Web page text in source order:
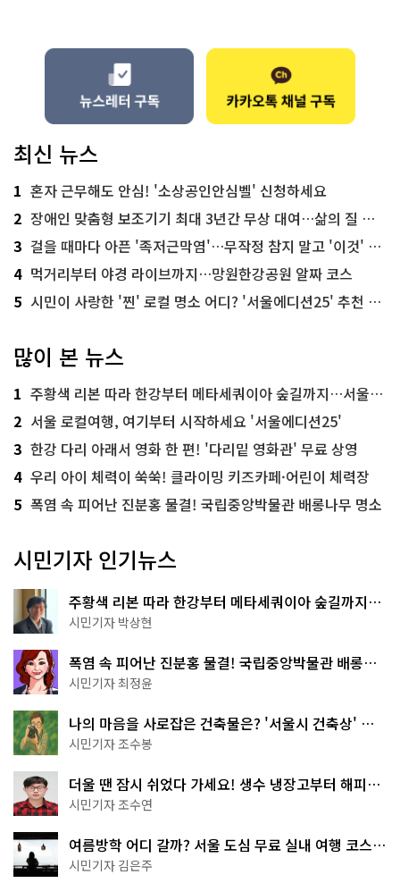
최신 뉴스
1 혼자 근무해도 안심! '소상공인안심벨' 신청하세요
2 장애인 맞춤형 보조기기 최대 3년간 무상 대여…삶의 질 높인다
3 걸을 때마다 아픈 '족저근막염'…무작정 참지 말고 '이것' 해보세요!
4 먹거리부터 야경 라이브까지…망원한강공원 알짜 코스
5 시민이 사랑한 '찐' 로컬 명소 어디? '서울에디션25' 추천 코스
많이 본 뉴스
1 주황색 리본 따라 한강부터 메타세쿼이아 숲길까지…서울둘레길 15코스
2 서울 로컬여행, 여기부터 시작하세요 '서울에디션25'
3 한강 다리 아래서 영화 한 편! '다리밑 영화관' 무료 상영
4 우리 아이 체력이 쑥쑥! 클라이밍 키즈카페·어린이 체력장
5 폭염 속 피어난 진분홍 물결! 국립중앙박물관 배롱나무 명소
시민기자 인기뉴스
주황색 리본 따라 한강부터 메타세쿼이아 숲길까지…
서울둘레길 15코스
시민기자 박상현
폭염 속 피어난 진분홍 물결! 국립중앙박물관 배롱나
무 명소
시민기자 최정윤
나의 마음을 사로잡은 건축물은? '서울시 건축상' 수
상작 공개!
시민기자 조수봉
더울 땐 잠시 쉬었다 가세요! 생수 냉장고부터 해피소
·무더위쉼터까지
시민기자 조수연
여름방학 어디 갈까? 서울 도심 무료 실내 여행 코스
추천
시민기자 김은주